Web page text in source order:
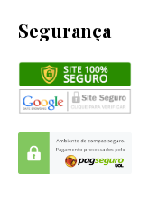
Segurança